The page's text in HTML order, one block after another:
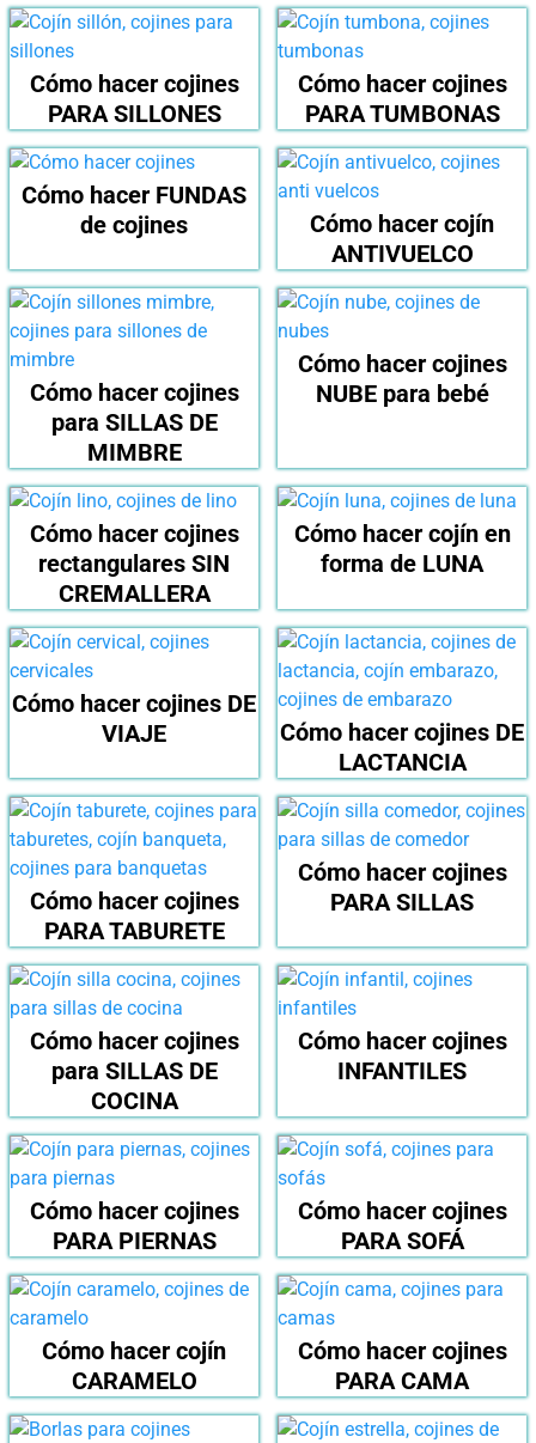
Cómo hacer cojines
PARA SILLONES
Cómo hacer cojines
PARA TUMBONAS
Cómo hacer FUNDAS
de cojines
Cómo hacer cojín
ANTIVUELCO
Cómo hacer cojines
para SILLAS DE
MIMBRE
Cómo hacer cojines
NUBE para bebé
Cómo hacer cojines
rectangulares SIN
CREMALLERA
Cómo hacer cojín en
forma de LUNA
Cómo hacer cojines DE
VIAJE
Cómo hacer cojines DE
LACTANCIA
Cómo hacer cojines
PARA TABURETE
Cómo hacer cojines
PARA SILLAS
Cómo hacer cojines
para SILLAS DE
COCINA
Cómo hacer cojines
INFANTILES
Cómo hacer cojines
PARA PIERNAS
Cómo hacer cojines
PARA SOFÁ
Cómo hacer cojín
CARAMELO
Cómo hacer cojines
PARA CAMA